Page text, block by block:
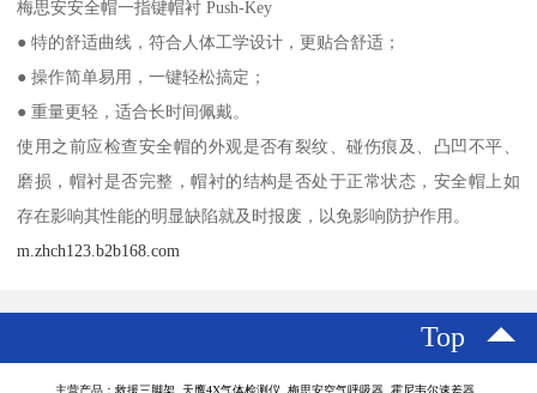
梅思安安全帽一指键帽衬 Push-Key
● 特的舒适曲线，符合人体工学设计，更贴合舒适；
● 操作简单易用，一键轻松搞定；
● 重量更轻，适合长时间佩戴。
使用之前应检查安全帽的外观是否有裂纹、碰伤痕及、凸凹不平、
磨损，帽衬是否完整，帽衬的结构是否处于正常状态，安全帽上如
存在影响其性能的明显缺陷就及时报废，以免影响防护作用。
m.zhch123.b2b168.com
Top
主营产品：救援三脚架 天鹰4X气体检测仪 梅思安空气呼吸器 霍尼韦尔速差器